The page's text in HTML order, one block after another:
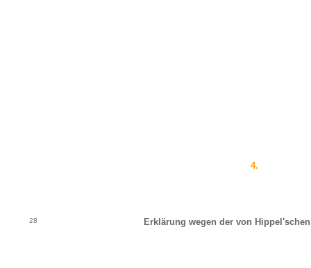
4.
28 Erklärung wegen der von